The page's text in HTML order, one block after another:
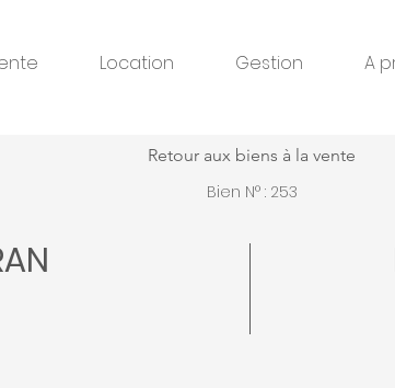
Location Gestion A
Retour aux biens à la vente
Bien N° : 253